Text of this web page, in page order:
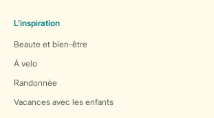
L’inspiration
Beaute et bien-être
Á velo
Randonnée
Vacances avec les enfants